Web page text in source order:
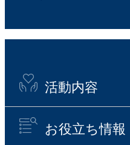
活動内容
お役立ち情報